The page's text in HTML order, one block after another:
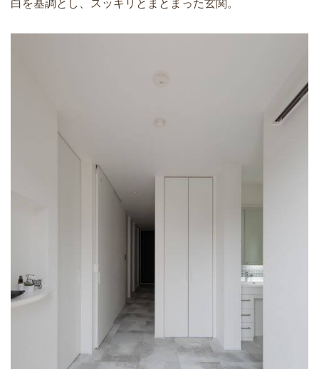
白を基調とし、スッキリとまとまった玄関。